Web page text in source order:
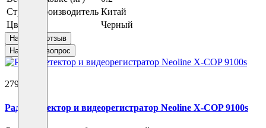
Страна производитель Китай
Цвет
Черный
Написать отзыв
Написать вопрос
27950 ₽
Радар-детектор и видеорегистратор Neoline X-COP 9100s